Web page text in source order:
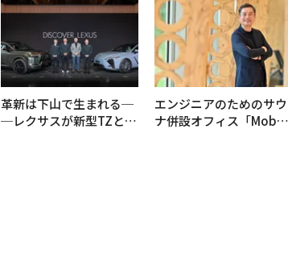
革新は下山で生まれる─
─レクサスが新型TZとE
エンジニアのためのサウ
ナ併設オフィス「Mobiu